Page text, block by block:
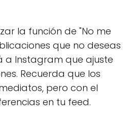
la función de "No me
que no deseas
a Instagram que ajuste
Recuerda que los
pero con el
en tu feed.